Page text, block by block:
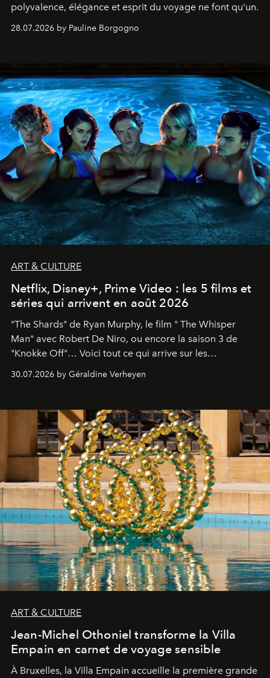
polyvalence, élégance et esprit du voyage ne font qu'un.
28.07.2026 by Pauline Borgogno
ART & CULTURE
Netflix, Disney+, Prime Video : les 5 films et
séries qui arrivent en août 2026
"The Shards" de Ryan Murphy, le film " The Whisper
Man" avec Robert De Niro, ou encore la saison 3 de
"Knokke Off"… Voici tout ce qui arrive sur les
plateformes de streaming en août 2026.
30.07.2026 by Géraldine Verheyen
ART & CULTURE
Jean-Michel Othoniel transforme la Villa
Empain en carnet de voyage sensible
À Bruxelles, la Villa Empain accueille la première grande